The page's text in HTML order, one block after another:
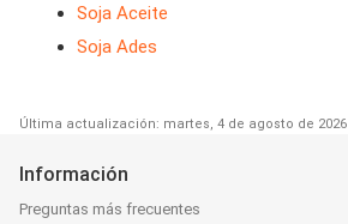
Soja Aceite
Soja Ades
Última actualización: martes, 4 de agosto de 2026
Información
Preguntas más frecuentes